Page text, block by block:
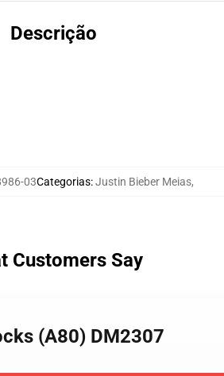
Descrição
03Categorias:Justin Bieber Meias,
Customers Say
(A80) DM2307